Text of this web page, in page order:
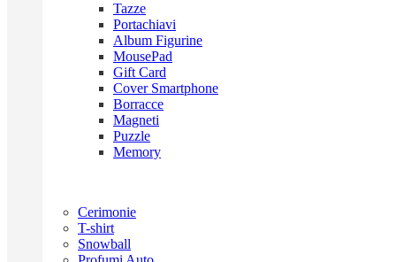
Tazze
Portachiavi
Album Figurine
MousePad
Gift Card
Cover Smartphone
Borracce
Magneti
Puzzle
Memory
Cerimonie
T-shirt
Snowball